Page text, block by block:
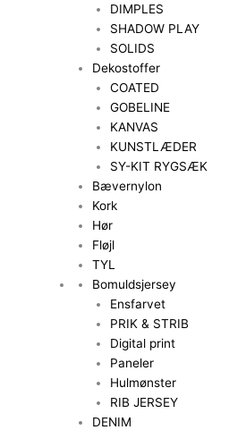
DIMPLES
SHADOW PLAY
SOLIDS
Dekostoffer
COATED
GOBELINE
KANVAS
KUNSTLÆDER
SY-KIT RYGSÆK
Bævernylon
Kork
Hør
Fløjl
TYL
Bomuldsjersey
Ensfarvet
PRIK & STRIB
Digital print
Paneler
Hulmønster
RIB JERSEY
DENIM